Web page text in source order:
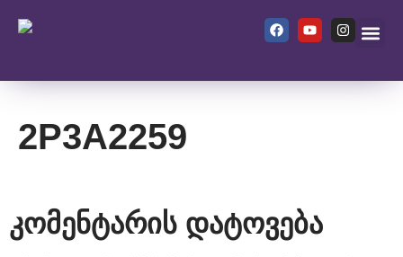
2P3A2259
კომენტარის დატოვება